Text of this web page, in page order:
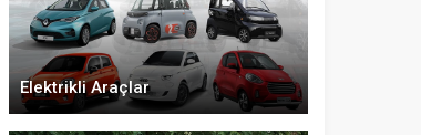
Elektrikli Araçlar